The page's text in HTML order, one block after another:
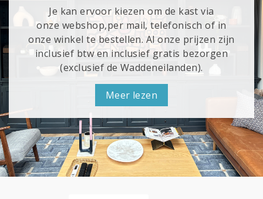
Je kan ervoor kiezen om de kast via
onze webshop,per mail, telefonisch of in
onze winkel te bestellen. Al onze prijzen zijn
inclusief btw en inclusief gratis bezorgen
(exclusief de Waddeneilanden).
Meer lezen